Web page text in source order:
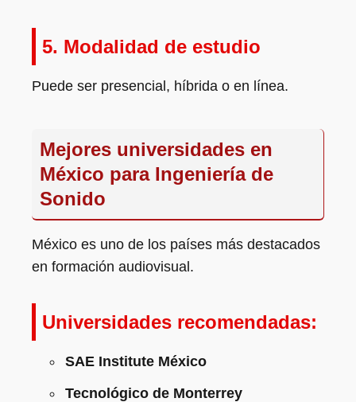
5. Modalidad de estudio
Puede ser presencial, híbrida o en línea.
Mejores universidades en
México para Ingeniería de
Sonido
México es uno de los países más destacados
en formación audiovisual.
Universidades recomendadas:
SAE Institute México
Tecnológico de Monterrey